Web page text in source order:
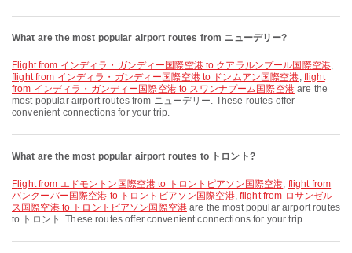
What are the most popular airport routes from ニューデリー?
flight from インディラ・ガンディー国際空港 to クアラルンプール国際空港,
flight from インディラ・ガンディー国際空港 to ドンムアン国際空港, flight
from インディラ・ガンディー国際空港 to スワンナプーム国際空港are the
most popular airport routes from ニューデリー. These routes offer
convenient connections for your trip.
What are the most popular airport routes to トロント?
flight from エドモントン国際空港 to トロントピアソン国際空港, flight from
バンクーバー国際空港 to トロントピアソン国際空港, flight from ロサンゼル
ス国際空港 to トロントピアソン国際空港are the most popular airport routes
to トロント. These routes offer convenient connections for your trip.